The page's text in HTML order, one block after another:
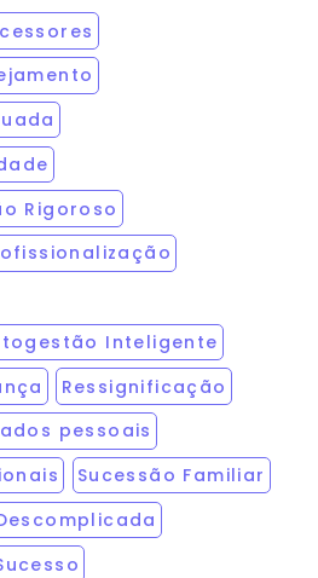
Rigoroso
Inteligente
Ressignificação
pessoais
Sucessão Familiar